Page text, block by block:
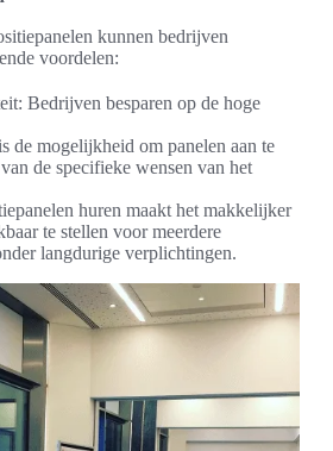
kunnen bedrijven
voordelen:
Bedrijven besparen op de hoge
de mogelijkheid om panelen aan te
de specifieke wensen van het
huren maakt het makkelijker
te stellen voor meerdere
langdurige verplichtingen.